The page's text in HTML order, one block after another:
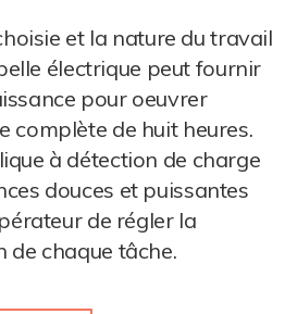
et la nature du travail
électrique peut fournir
pour oeuvrer
complète de huit heures.
à détection de charge
douces et puissantes
de régler la
de chaque tâche.